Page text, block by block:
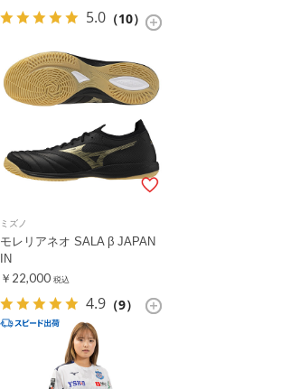
5.0 （10）
ミズノ
モレリアネオ SALA β JAPAN
IN
￥22,000 税込
4.9 （9）